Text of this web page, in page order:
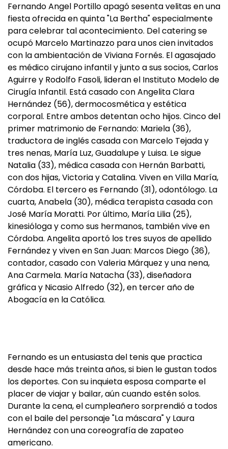
Fernando Angel Portillo apagó sesenta velitas en una
fiesta ofrecida en quinta "La Bertha" especialmente
para celebrar tal acontecimiento. Del catering se
ocupó Marcelo Martinazzo para unos cien invitados
con la ambientación de Viviana Fornés. El agasajado
es médico cirujano infantil y junto a sus socios, Carlos
Aguirre y Rodolfo Fasoli, lideran el Instituto Modelo de
Cirugía Infantil. Está casado con Angelita Clara
Hernández (56), dermocosmética y estética
corporal. Entre ambos detentan ocho hijos. Cinco del
primer matrimonio de Fernando: Mariela (36),
traductora de inglés casada con Marcelo Tejada y
tres nenas, María Luz, Guadalupe y Luisa. Le sigue
Natalia (33), médica casada con Hernán Barbatti,
con dos hijas, Victoria y Catalina. Viven en Villa María,
Córdoba. El tercero es Fernando (31), odontólogo. La
cuarta, Anabela (30), médica terapista casada con
José María Moratti. Por último, María Lilia (25),
kinesióloga y como sus hermanos, también vive en
Córdoba. Angelita aportó los tres suyos de apellido
Fernández y viven en San Juan: Marcos Diego (36),
contador, casado con Valeria Márquez y una nena,
Ana Carmela. María Natacha (33), diseñadora
gráfica y Nicasio Alfredo (32), en tercer año de
Abogacía en la Católica.
Fernando es un entusiasta del tenis que practica
desde hace más treinta años, si bien le gustan todos
los deportes. Con su inquieta esposa comparte el
placer de viajar y bailar, aún cuando estén solos.
Durante la cena, el cumpleañero sorprendió a todos
con el baile del personaje "La máscara" y Laura
Hernández con una coreografía de zapateo
americano.